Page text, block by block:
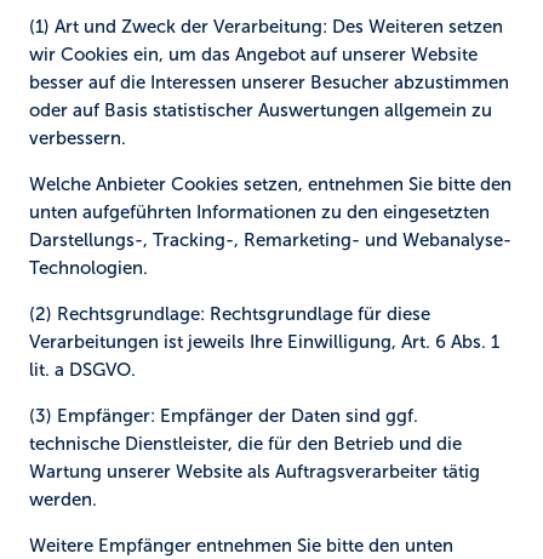
(1) Art und Zweck der Verarbeitung: Des Weiteren setzen
wir Cookies ein, um das Angebot auf unserer Website
besser auf die Interessen unserer Besucher abzustimmen
oder auf Basis statistischer Auswertungen allgemein zu
verbessern.
Welche Anbieter Cookies setzen, entnehmen Sie bitte den
unten aufgeführten Informationen zu den eingesetzten
Darstellungs-, Tracking-, Remarketing- und Webanalyse-
Technologien.
(2) Rechtsgrundlage: Rechtsgrundlage für diese
Verarbeitungen ist jeweils Ihre Einwilligung, Art. 6 Abs. 1
lit. a DSGVO.
(3) Empfänger: Empfänger der Daten sind ggf.
technische Dienstleister, die für den Betrieb und die
Wartung unserer Website als Auftragsverarbeiter tätig
werden.
Weitere Empfänger entnehmen Sie bitte den unten